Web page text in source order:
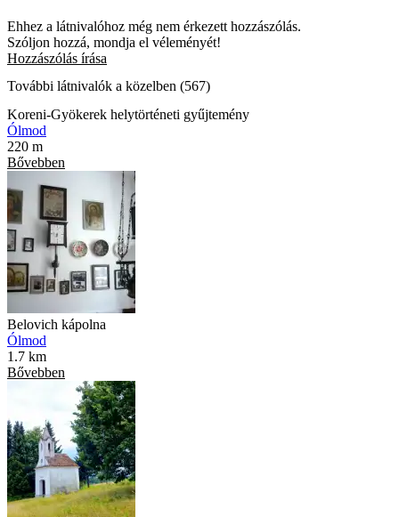
Ehhez a látnivalóhoz még nem érkezett hozzászólás.
Szóljon hozzá, mondja el véleményét!
Hozzászólás írása
További látnivalók a közelben (567)
Koreni-Gyökerek helytörténeti gyűjtemény
Ólmod
220 m
Bővebben
Belovich kápolna
Ólmod
1.7 km
Bővebben